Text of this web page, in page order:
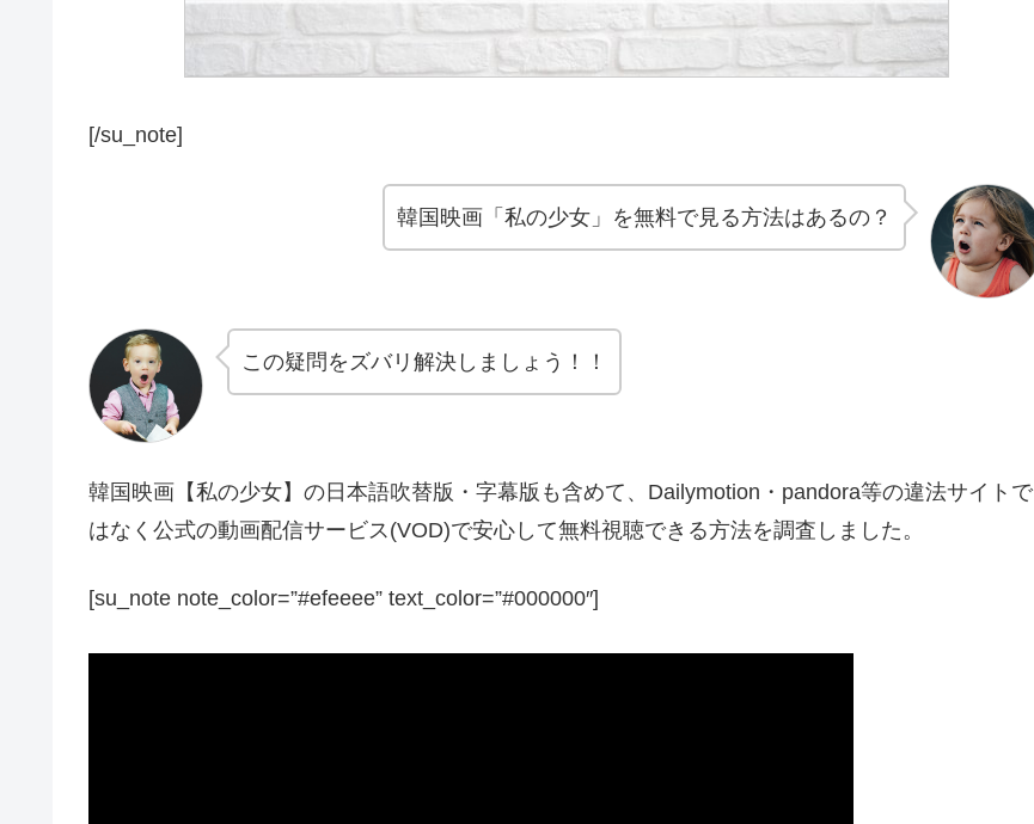
[/su_note]
韓国映画「私の少女」を無料で見る方法はあるの？
この疑問をズバリ解決しましょう！！
韓国映画【私の少女】の日本語吹替版・字幕版も含めて、Dailymotion・pandora等の違法サイトで
はなく公式の動画配信サービス(VOD)で安心して無料視聴できる方法を調査しました。
[su_note note_color=”#efeeee” text_color=”#000000″]